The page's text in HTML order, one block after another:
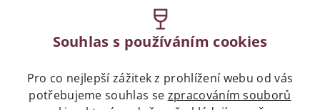
Legislativa
Zákaz prodeje alkoholických nápojů osobám
mladších 18 let.
Souhlas s používáním cookies
Pro co nejlepší zážitek z prohlížení webu od vás
potřebujeme souhlas se zpracováním souborů